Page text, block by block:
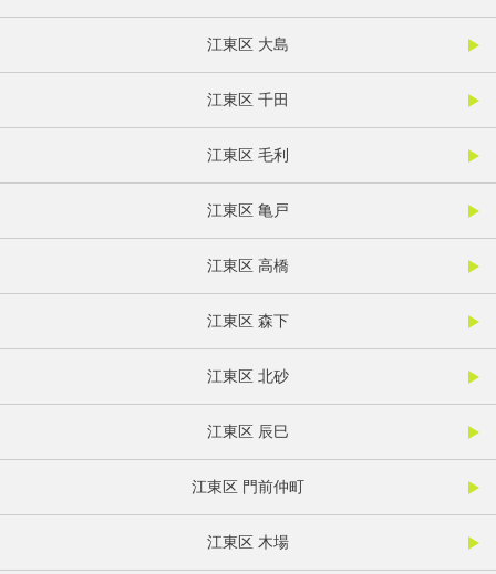
江東区 大島
江東区 千田
江東区 毛利
江東区 亀戸
江東区 高橋
江東区 森下
江東区 北砂
江東区 辰巳
江東区 門前仲町
江東区 木場